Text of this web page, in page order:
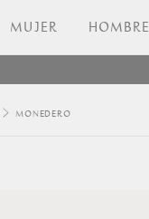
MUJER HOMBRE
MONEDERO